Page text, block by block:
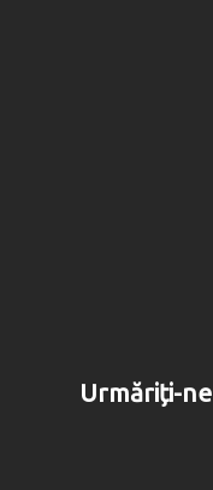
Urmăriți-ne